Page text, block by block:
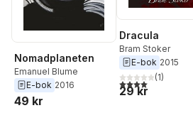
Nomadplaneten
Emanuel Blume
E-bok 2016
49 kr
Dracula
Bram Stoker
E-bok 2015
4,0utav 5(1)
29 kr